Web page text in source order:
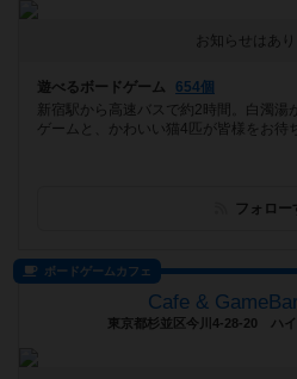
お知らせはあり
遊べるボードゲーム
654個
新宿駅から高速バスで約2時間。白濁湯
ゲームと、かわいい猫4匹が皆様をお待
フォロー
ボードゲームカフェ
Cafe &
東京都杉並区今川4-28-20 ハイ